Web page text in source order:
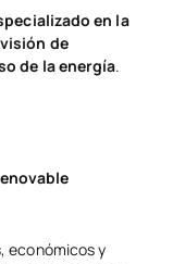
y un auditor
en la
de
de la energía.
económicos y